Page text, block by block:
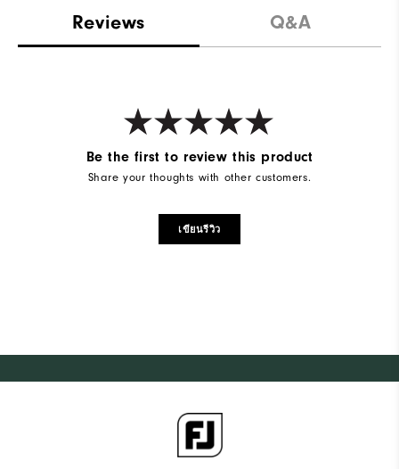
Reviews Q&A
Be the first to review this product
Share your thoughts with other customers.
เขียนรีวิว